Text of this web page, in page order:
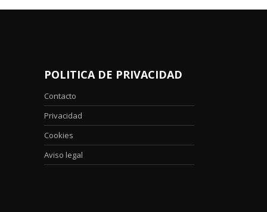
POLITICA DE PRIVACIDAD
Contacto
Privacidad
Cookies
Aviso legal